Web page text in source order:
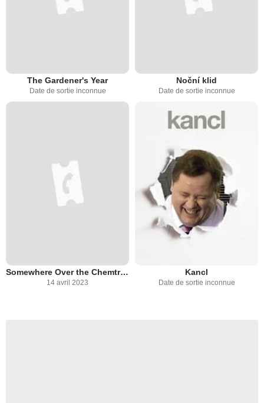
The Gardener's Year
Date de sortie inconnue
Noční klid
Date de sortie inconnue
Somewhere Over the Chemtrails
14 avril 2023
Kancl
Date de sortie inconnue